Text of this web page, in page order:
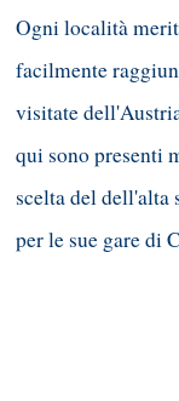
Ogni località
facilmente
visitate
qui sono presenti
scelta del dell'alta
per le sue gare di